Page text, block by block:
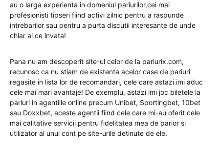
au o larga experienta in domeniul pariurilor,cei mai
profesionisti tipseri fiind activi zilnic pentru a raspunde
intrebarilor sau pentru a purta discutii interesante de unde
chiar ai ce invata!
Pana nu am descoperit site-ul celor de la pariurix.com,
recunosc ca nu stiam de existenta acelor case de pariuri
regasite in lista lor de recomandari, cele care astazi imi aduc
cele mai mari avantaje! De exemplu, astazi imi joc biletele la
pariuri in agentiile online precum Unibet, Sportingbet, 10bet
sau Doxxbet, aceste agentii fiind cele care mi-au oferit cele
mai calitative servicii pentru fidelitatea mea de parior si
utilizator al unui cont pe site-urile detinute de ele.